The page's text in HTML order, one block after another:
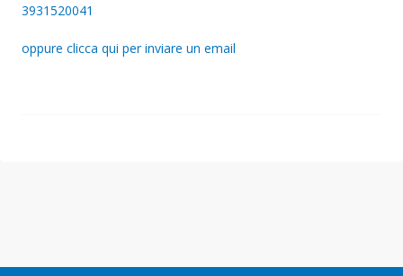
3931520041
oppure clicca qui per inviare un email